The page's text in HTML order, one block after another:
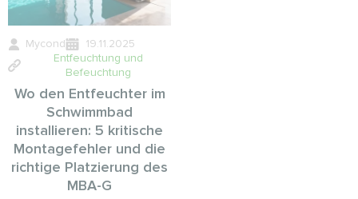
Mycond
19.11.2025
Entfeuchtung und
Befeuchtung
Wo den Entfeuchter im
Schwimmbad
installieren: 5 kritische
Montagefehler und die
richtige Platzierung des
MBA-G